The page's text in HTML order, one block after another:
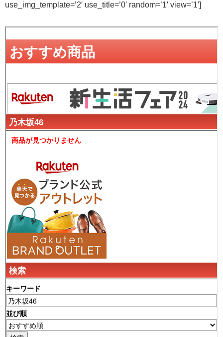
use_img_template=’2′ use_title=’0′ random=’1′ view=’1′]